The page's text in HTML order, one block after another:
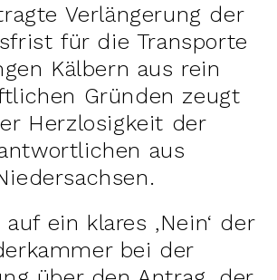
Verlängerung der
für die Transporte
Kälbern aus rein
Gründen zeugt
Herzlosigkeit der
aus
ein klares ‚Nein‘ der
bei der